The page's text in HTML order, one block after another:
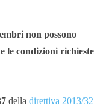
non possono
le condizioni richieste
della direttiva 2013/32